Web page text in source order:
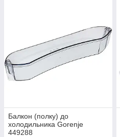
Балкон (полку) до
холодильника Gorenje
449288